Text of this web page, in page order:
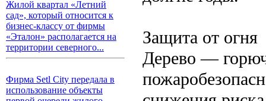
Жилой квартал «Летний
сад», который относится к
бизнес-классу от фирмы
«Эталон» располагается на
территории северного...
Фирма Setl City передала в
использование объекты
Защита от огня
Дерево —